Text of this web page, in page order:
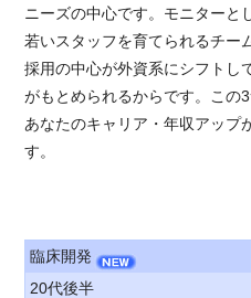
ニーズの中心です。モニターと
若いスタッフを育てられるチー
採用の中心が外資系にシフトし
がもとめられるからです。この
あなたのキャリア・年収アップ
す。
臨床開発
20代後半